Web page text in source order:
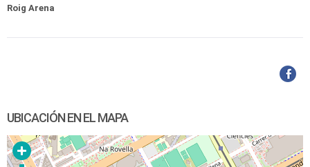
Roig Arena
UBICACIÓN EN EL MAPA